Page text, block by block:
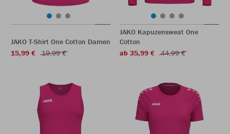
JAKO T-Shirt One Cotton Damen
15,99 €
19,99 €
JAKO Kapuzensweat One
Cotton
ab 35,99 €
44,99 €